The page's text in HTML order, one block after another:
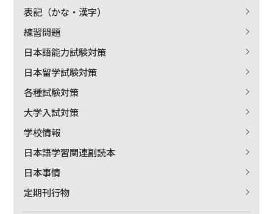
表記（かな・漢字）
練習問題
日本語能力試験対策
日本留学試験対策
各種試験対策
大学入試対策
学校情報
日本語学習関連副読本
日本事情
定期刊行物